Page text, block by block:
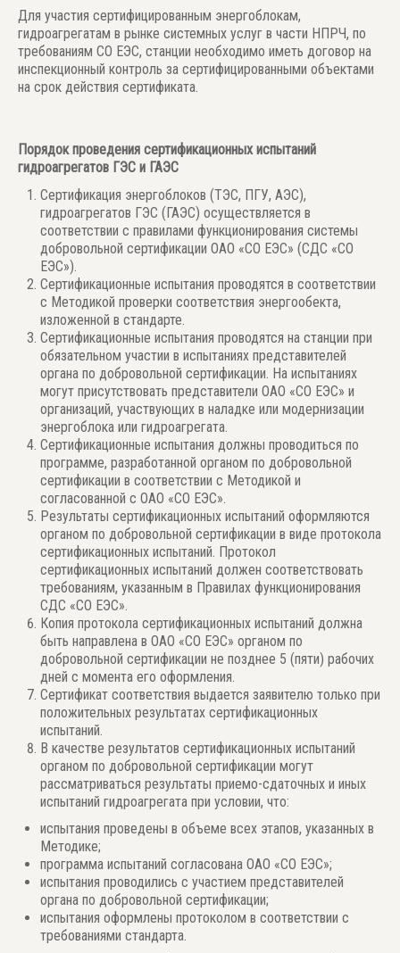
Для участия сертифицированным энергоблокам,
гидроагрегатам в рынке системных услуг в части НПРЧ, по
требованиям СО ЕЭС, станции необходимо иметь договор на
инспекционный контроль за сертифицированными объектами
на срок действия сертификата.
Порядок проведения сертификационных испытаний
гидроагрегатов ГЭС и ГАЭС
Сертификация энергоблоков (ТЭС, ПГУ, АЭС),
гидроагрегатов ГЭС (ГАЭС) осуществляется в
соответствии с правилами функционирования системы
добровольной сертификации ОАО «СО ЕЭС» (СДС «СО
ЕЭС»).
Сертификационные испытания проводятся в соответствии
с Методикой проверки соответствия энергообекта,
изложенной в стандарте.
Сертификационные испытания проводятся на станции при
обязательном участии в испытаниях представителей
органа по добровольной сертификации. На испытаниях
могут присутствовать представители ОАО «СО ЕЭС» и
организаций, участвующих в наладке или модернизации
энергоблока или гидроагрегата.
Сертификационные испытания должны проводиться по
программе, разработанной органом по добровольной
сертификации в соответствии с Методикой и
согласованной с ОАО «СО ЕЭС».
Результаты сертификационных испытаний оформляются
органом по добровольной сертификации в виде протокола
сертификационных испытаний. Протокол
сертификационных испытаний должен соответствовать
требованиям, указанным в Правилах функционирования
СДС «СО ЕЭС».
Копия протокола сертификационных испытаний должна
быть направлена в ОАО «СО ЕЭС» органом по
добровольной сертификации не позднее 5 (пяти) рабочих
дней с момента его оформления.
Сертификат соответствия выдается заявителю только при
положительных результатах сертификационных
испытаний.
В качестве результатов сертификационных испытаний
органом по добровольной сертификации могут
рассматриваться результаты приемо-сдаточных и иных
испытаний гидроагрегата при условии, что: ­
испытания проведены в объеме всех этапов, указанных в
Методике; ­
программа испытаний согласована ОАО «СО ЕЭС»;
испытания проводились с участием представителей
органа по добровольной сертификации;
испытания оформлены протоколом в соответствии с
требованиями стандарта.